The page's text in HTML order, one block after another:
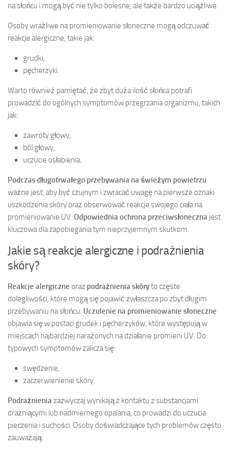
na słońcu i mogą być nie tylko bolesne, ale także bardzo uciążliwe.
Osoby wrażliwe na promieniowanie słoneczne mogą odczuwać
reakcje alergiczne, takie jak:
grudki,
pęcherzyki.
Warto również pamiętać, że zbyt duża ilość słońca potrafi
prowadzić do ogólnych symptomów przegrzania organizmu, takich
jak:
zawroty głowy,
ból głowy,
uczucie osłabienia.
Podczas długotrwałego przebywania na świeżym powietrzu
ważne jest, aby być czujnym i zwracać uwagę na pierwsze oznaki
uszkodzenia skóry oraz obserwować reakcje swojego ciała na
promieniowanie UV. Odpowiednia ochrona przeciwsłoneczna jest
kluczowa dla zapobiegania tym nieprzyjemnym skutkom.
Jakie są reakcje alergiczne i podrażnienia
skóry?
Reakcje alergiczne oraz podrażnienia skóryto częste
dolegliwości, które mogą się pojawić zwłaszcza po zbyt długim
przebywaniu na słońcu. Uczulenie na promieniowanie słoneczne
objawia się w postaci grudek i pęcherzyków, które występują w
miejscach najbardziej narażonych na działanie promieni UV. Do
typowych symptomów zalicza się:
swędzenie,
zaczerwienienie skóry.
Podrażnieniazazwyczaj wynikają z kontaktu z substancjami
drażniącymi lub nadmiernego opalania, co prowadzi do uczucia
pieczenia i suchości. Osoby doświadczające tych problemów często
zauważają: